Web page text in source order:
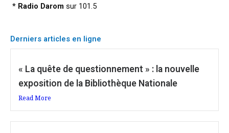
* Radio Darom sur 101.5
Derniers articles en ligne
« La quête de questionnement » : la nouvelle
exposition de la Bibliothèque Nationale
Read More